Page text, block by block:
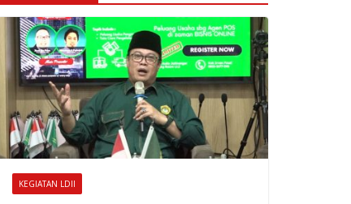
KEGIATAN LDII